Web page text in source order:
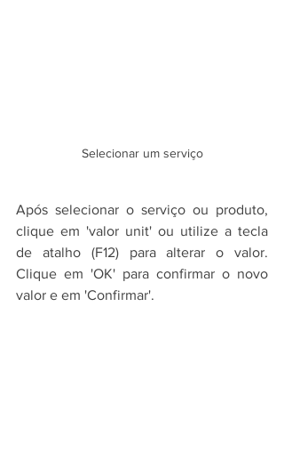
Selecionar um serviço
Após selecionar o serviço ou produto,
clique em 'valor unit' ou utilize a tecla
de atalho (F12) para alterar o valor.
Clique em 'OK' para confirmar o novo
valor e em 'Confirmar'.